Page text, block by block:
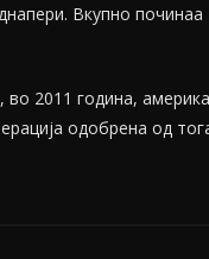
Вкупно
во 2011 година,
одобрена од